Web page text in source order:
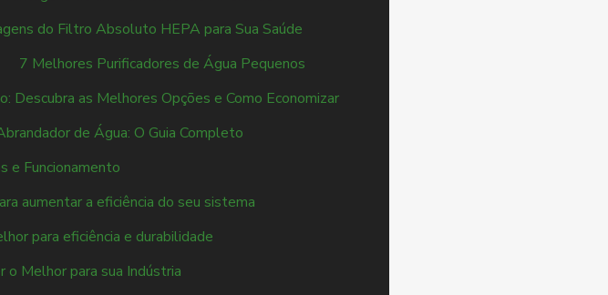
do Filtro Absoluto HEPA para Sua Saúde
7 Melhores Purificadores de Água Pequenos
Descubra as Melhores Opções e Como Economizar
de Água: O Guia Completo
e Funcionamento
aumentar a eficiência do seu sistema
para eficiência e durabilidade
o Melhor para sua Indústria